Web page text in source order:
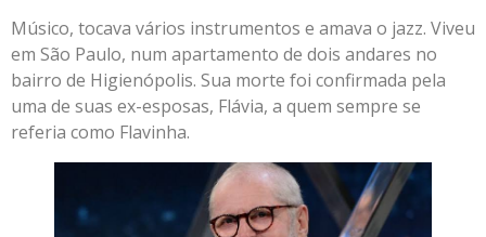
Músico, tocava vários instrumentos e amava o jazz. Viveu
em São Paulo, num apartamento de dois andares no
bairro de Higienópolis. Sua morte foi confirmada pela
uma de suas ex-esposas, Flávia, a quem sempre se
referia como Flavinha.